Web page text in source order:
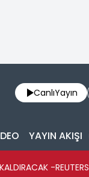
CanlıYayın
YAYIN AKIŞI
-REUTERS